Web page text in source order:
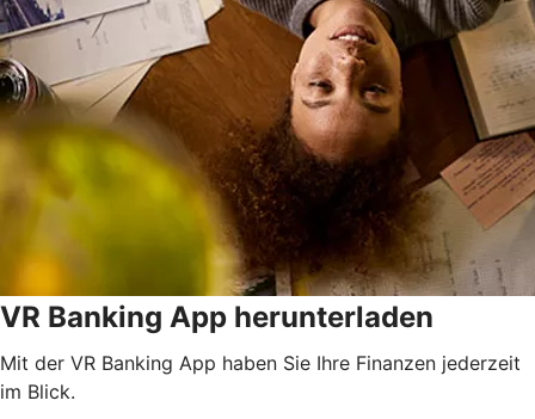
VR Banking App herunterladen
Mit der VR Banking App haben Sie Ihre Finanzen jederzeit
im Blick.